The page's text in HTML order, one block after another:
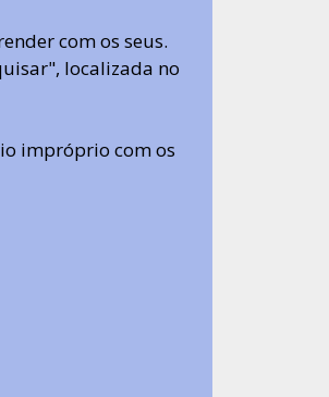
com os seus.
localizada no
impróprio com os